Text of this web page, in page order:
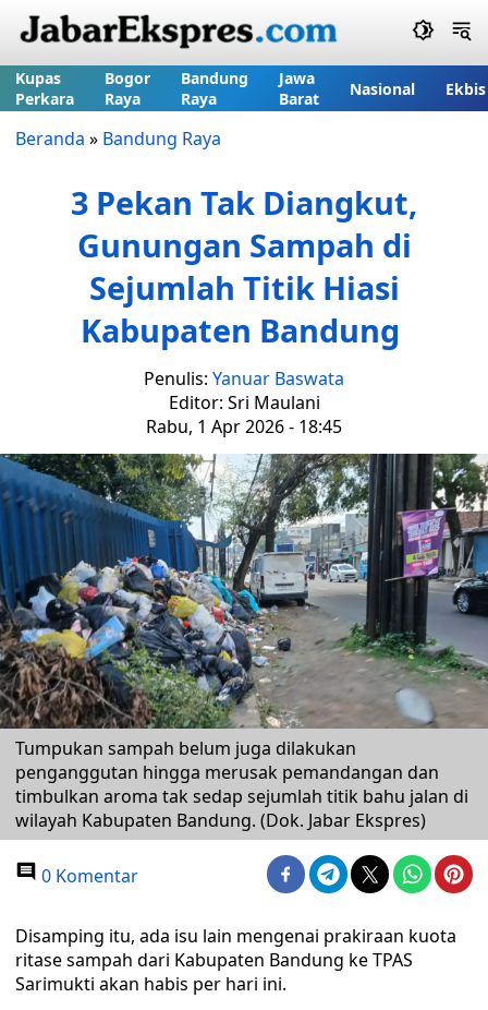
Kupas
Perkara
Bogor
Raya
Bandung
Raya
Jawa
Barat
Nasional Ekbis
Beranda » Bandung Raya
3 Pekan Tak Diangkut,
Gunungan Sampah di
Sejumlah Titik Hiasi
Kabupaten Bandung
Penulis: Yanuar Baswata
Editor: Sri Maulani
Rabu, 1 Apr 2026 - 18:45
Tumpukan sampah belum juga dilakukan
penganggutan hingga merusak pemandangan dan
timbulkan aroma tak sedap sejumlah titik bahu jalan di
wilayah Kabupaten Bandung. (Dok. Jabar Ekspres)
0 Komentar
Disamping itu, ada isu lain mengenai prakiraan kuota
ritase sampah dari Kabupaten Bandung ke TPAS
Sarimukti akan habis per hari ini.